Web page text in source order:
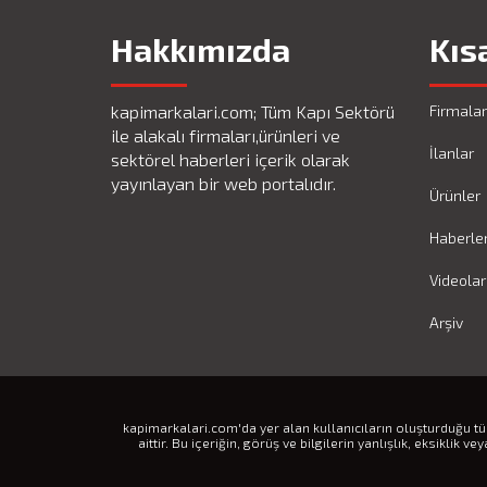
Hakkımızda
kapimarkalari.com; Tüm Kapı Sektörü
ile alakalı firmaları,ürünleri ve
sektörel haberleri içerik olarak
yayınlayan bir web portalıdır.
Firmalar
İlanlar
Ürünler
Videolar
Arşiv
kapimarkalari.com'da yer alan kullanıcıların oluşturduğu
aittir. Bu içeriğin, görüş ve bilgilerin yanlışlık, eksiklik